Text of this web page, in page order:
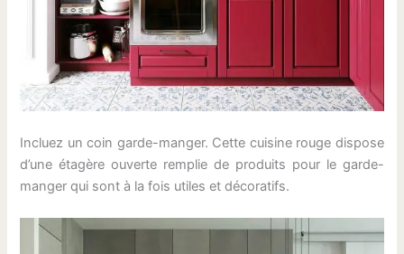
Incluez un coin garde-manger. Cette cuisine rouge dispose
d’une étagère ouverte remplie de produits pour le garde-
manger qui sont à la fois utiles et décoratifs.